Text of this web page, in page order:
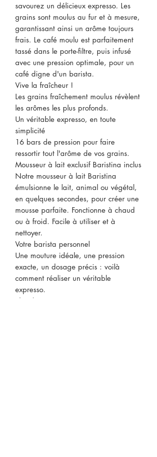
savourez un délicieux expresso. Les
grains sont moulus au fur et à mesure,
garantissant ainsi un arôme toujours
frais. Le café moulu est parfaitement
tassé dans le porte-filtre, puis infusé
avec une pression optimale, pour un
café digne d'un barista.
Vive la fraîcheur !
Les grains fraîchement moulus révèlent
les arômes les plus profonds.
Un véritable expresso, en toute
simplicité
16 bars de pression pour faire
ressortir tout l'arôme de vos grains.
Mousseur à lait exclusif Baristina inclus
Notre mousseur à lait Baristina
émulsionne le lait, animal ou végétal,
en quelques secondes, pour créer une
mousse parfaite. Fonctionne à chaud
ou à froid. Facile à utiliser et à
nettoyer.
Votre barista personnel
Une mouture idéale, une pression
exacte, un dosage précis : voilà
comment réaliser un véritable
expresso.
Plus de corvées